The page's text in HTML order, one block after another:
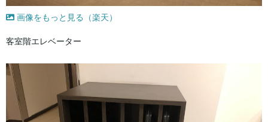
画像をもっと見る（楽天）
客室階エレベーター